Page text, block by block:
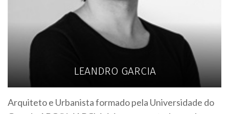
LEANDRO GARCIA
Arquiteto e Urbanista formado pela Universidade do